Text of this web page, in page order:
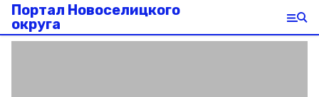
Портал Новоселицкого
округа